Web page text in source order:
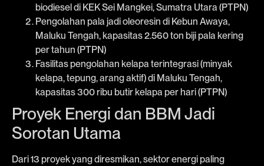
biodiesel di KEK Sei Mangkei, Sumatra Utara (PTPN)
Pengolahan pala jadi oleoresin di Kebun Awaya,
Maluku Tengah, kapasitas 2.560 ton biji pala kering
per tahun (PTPN)
Fasilitas pengolahan kelapa terintegrasi (minyak
kelapa, tepung, arang aktif) di Maluku Tengah,
kapasitas 300 ribu butir kelapa per hari (PTPN)
Proyek Energi dan BBM Jadi
Sorotan Utama
Dari 13 proyek yang diresmikan, sektor energi paling